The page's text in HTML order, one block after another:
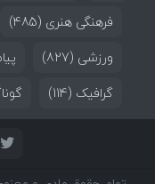
فرهنگی هنری (485)
ورزشی (827)
گرافیک (114)